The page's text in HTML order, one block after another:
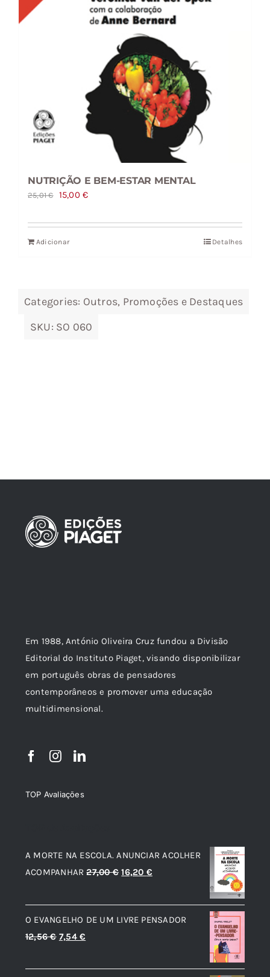
NUTRIÇÃO E BEM-ESTAR MENTAL
25,01€
O
original
era:
15,00€O
atual
Adicionar Detalhes
Categories: Outros, Promoções e Destaques
SKU: SO 060
Em 1988, António Oliveira Cruz fundou a Divisão
Editorial do Instituto Piaget, visando disponibilizar
em português obras de pensadores
contemporâneos e promover uma educação
multidimensional.
TOP Avaliações
A MORTE NA ESCOLA. ANUNCIAR ACOLHER
ACOMPANHAR 27,00€ O
original
era:
16,20 €O
atual
é:
O EVANGELHO DE UM LIVRE PENSADOR
12,56€ O
original
7,54 €
atual